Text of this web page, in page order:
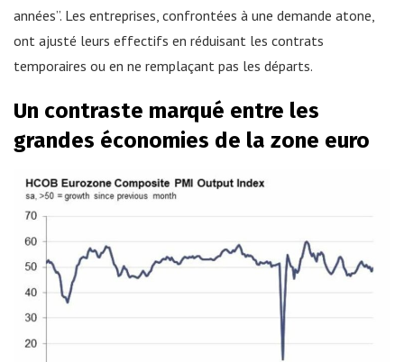
années”. Les entreprises, confrontées à une demande atone,
ont ajusté leurs effectifs en réduisant les contrats
temporaires ou en ne remplaçant pas les départs.
Un contraste marqué entre les
grandes économies de la zone euro